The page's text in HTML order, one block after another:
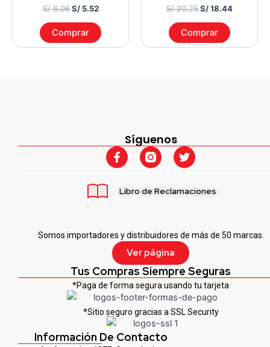
S/6.06 S/5.52
Comprar
S/20.25S/18.44
Comprar
Somos importadores y distribuidores de más de 50 marcas.
Ver página
Tus Compras Siempre Seguras
*Paga de forma segura usando tu tarjeta
*Sitio seguro gracias a SSL Security
Información De Contacto
Síguenos
F
a
b
-
T
w
t
Libro de Reclamaciones